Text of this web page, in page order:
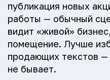
публикация новых
работы — обычный
видит «живой»
помещение. Лучше
продающих текстов —
не бывает.